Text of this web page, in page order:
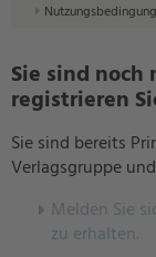
Sie sind
registrieren
Sie sind bereits
Verlagsgruppe
Melden Sie
zu erhalten.